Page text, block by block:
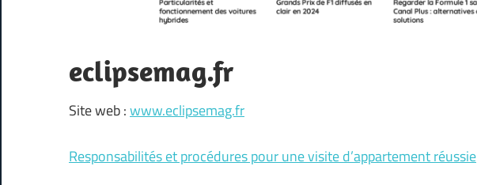
eclipsemag.fr
Site web :www.eclipsemag.fr
Responsabilités et procédures pour une visite d’appartement réussie